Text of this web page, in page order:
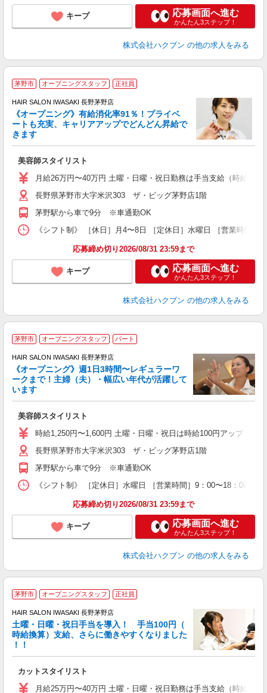
キープ 応募画面へ進む
かんたん3ステップ！
株式会社ハクブン の他の求人をみる
茅野市 オープニングスタッフ 正社員
HAIR SALON IWASAKI 長野茅野店
《オープニング》有給消化率91％！プライベ
ートも充実、キャリアアップでどんどん昇給で
きます
美容師スタイリスト
月給26万円〜40万円 土曜・日曜・祝日勤務は手当支給（時給換
長野県茅野市大字米沢303 ザ・ビッグ茅野店1階
茅野駅から車で9分 ※車通勤OK
《シフト制》 ［休日］月4〜8日 ［定休日］水曜日 ［営業時
応募締め切り2026/08/31 23:59まで
キープ 応募画面へ進む
かんたん3ステップ！
株式会社ハクブン の他の求人をみる
茅野市 オープニングスタッフ パート
HAIR SALON IWASAKI 長野茅野店
《オープニング》週1日3時間〜レギュラーワ
ークまで！主婦（夫）・幅広い年代が活躍して
います
美容師スタイリスト
時給1,250円〜1,600円 土曜・日曜・祝日は時給100円アップ ※資
長野県茅野市大字米沢303 ザ・ビッグ茅野店1階
茅野駅から車で9分 ※車通勤OK
《シフト制》 ［定休日］水曜日 ［営業時間］9：00〜18：00
応募締め切り2026/08/31 23:59まで
キープ 応募画面へ進む
かんたん3ステップ！
株式会社ハクブン の他の求人をみる
茅野市 オープニングスタッフ 正社員
HAIR SALON IWASAKI 長野茅野店
土曜・日曜・祝日手当を導入！ 手当100円（
時給換算）支給、さらに働きやすくなりました
！！
カットスタイリスト
月給25万円〜40万円 土曜・日曜・祝日勤務は手当支給（時給換